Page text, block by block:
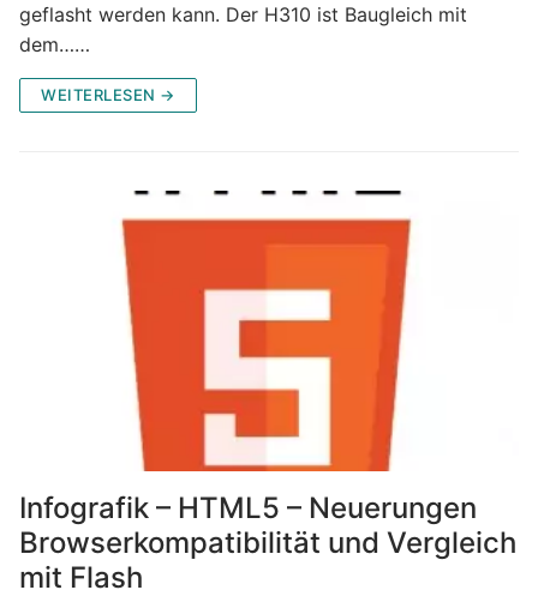
geflasht werden kann. Der H310 ist Baugleich mit
dem……
WEITERLESEN →
Infografik – HTML5 – Neuerungen
Browserkompatibilität und Vergleich
mit Flash